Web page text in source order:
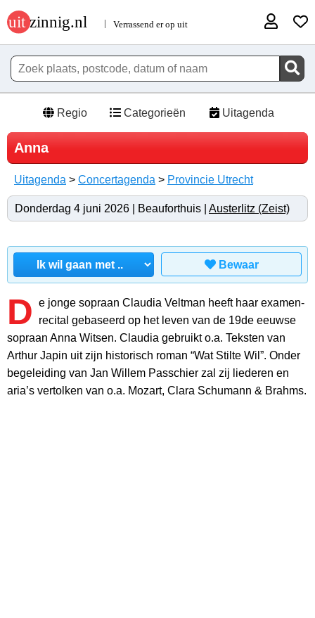
Regio Categorieën Uitagenda
Anna
Uitagenda > Concertagenda > Provincie Utrecht
Donderdag 4 juni 2026 | Beauforthuis | Austerlitz (Zeist)
Bewaar
D e jonge sopraan Claudia Veltman heeft haar examen-
recital gebaseerd op het leven van de 19de eeuwse
sopraan Anna Witsen. Claudia gebruikt o.a. Teksten van
Arthur Japin uit zijn historisch roman “Wat Stilte Wil”. Onder
begeleiding van Jan Willem Passchier zal zij liederen en
aria’s vertolken van o.a. Mozart, Clara Schumann & Brahms.